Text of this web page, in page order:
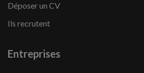
Déposer un CV
Ils recrutent
Entreprises